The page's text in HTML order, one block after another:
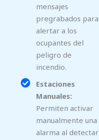
mensajes
pregrabados para
alertar a los
ocupantes del
peligro de
incendio.
Estaciones
Manuales:
Permiten activar
manualmente una
alarma al detectar